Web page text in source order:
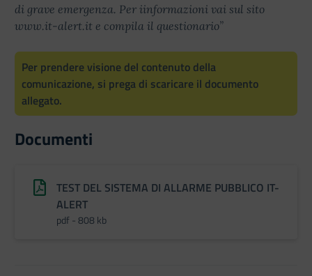
di grave emergenza. Per iinformazioni vai sul sito
www.it-alert.it e compila il questionario”
Per prendere visione del contenuto della
comunicazione, si prega di scaricare il documento
allegato.
Documenti
TEST DEL SISTEMA DI ALLARME PUBBLICO IT-
ALERT
pdf - 808 kb